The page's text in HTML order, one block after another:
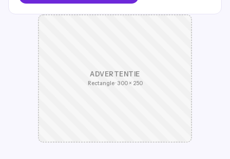
ADVERTENTIE
Rectangle · 300 × 250